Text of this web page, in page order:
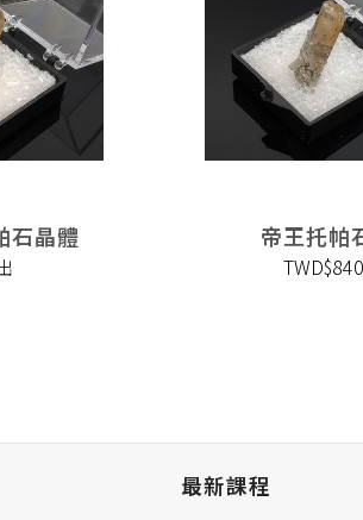
石晶體 帝王托帕
TWD$840
最新課程